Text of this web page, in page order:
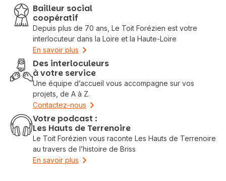
Bailleur social
coopératif
Depuis plus de 70 ans, Le Toit Forézien est votre
interlocuteur dans la Loire et la Haute-Loire
En savoir plus
Des interloculeurs
à votre service
Une équipe d’accueil vous accompagne sur vos
projets, de A à Z.
Contactez-nous
Votre podcast :
Les Hauts de Terrenoire
Le Toit Forézien vous raconte Les Hauts de Terrenoire
au travers de l’histoire de Briss
En savoir plus